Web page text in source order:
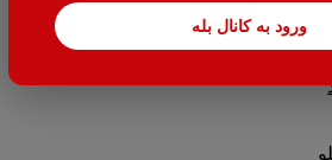
ورود به کانال بله
عمومی )